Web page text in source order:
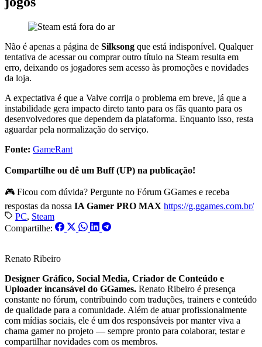
Não é apenas a página de Silksong que está indisponível. Qualquer
tentativa de acessar ou comprar outro título na Steam resulta em
erro, deixando os jogadores sem acesso às promoções e novidades
da loja.
A expectativa é que a Valve corrija o problema em breve, já que a
instabilidade gera impacto direto tanto para os fãs quanto para os
desenvolvedores que dependem da plataforma. Enquanto isso, resta
aguardar pela normalização do serviço.
Fonte: GameRant
Compartilhe ou dê um Buff (UP) na publicação!
🎮 Ficou com dúvida? Pergunte no Fórum GGames e receba
respostas da nossa IA Gamer PRO MAX https://g.ggames.com.br/
PC, Steam
Compartilhe:
Renato Ribeiro
Designer Gráfico, Social Media, Criador de Conteúdo e
Uploader incansável do GGames. Renato Ribeiro é presença
constante no fórum, contribuindo com traduções, trainers e conteúdo
de qualidade para a comunidade. Além de atuar profissionalmente
com mídias sociais, ele é um dos responsáveis por manter viva a
chama gamer no projeto — sempre pronto para colaborar, testar e
compartilhar novidades com os membros.